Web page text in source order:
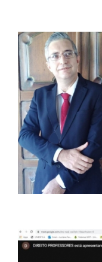
REPOSITÓRIO
CERTIFICADOS
PORTARIAS
RESOLUÇÕES CONSU
TCC
WEBMAIL